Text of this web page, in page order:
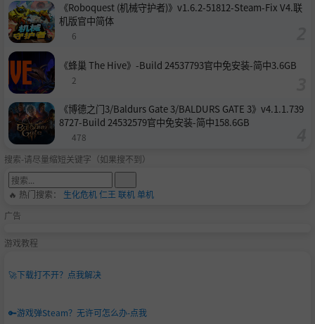
《Roboquest (机械守护者)》v1.6.2-51812-Steam-Fix V4.联
机版官中简体
6
《蜂巢 The Hive》-Build 24537793官中免安装-简中3.6GB
2
《博德之门3/Baldurs Gate 3/BALDURS GATE 3》v4.1.1.739
8727-Build 24532579官中免安装-简中158.6GB
478
搜索-请尽量缩短关键字（如果搜不到）
🔥 热门搜索： 生化危机仁王 联机单机
广告
游戏教程
🚀下载打不开？点我解决
🔑游戏弹Steam？无许可怎么办-点我